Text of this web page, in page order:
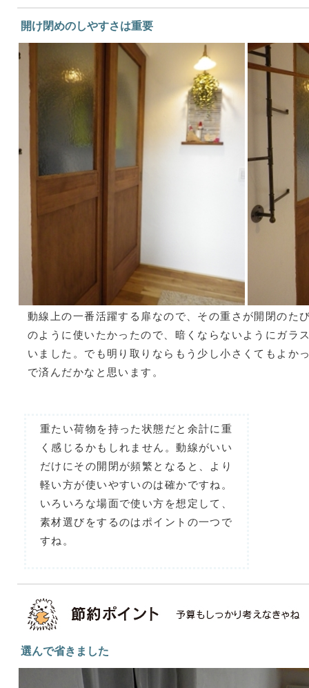
開け閉めのしやすさは重要
動線上の一番活躍する扉なので、その重さが開閉のた
のように使いたかったので、暗くならないようにガラ
いました。でも明り取りならもう少し小さくてもよか
で済んだかなと思います。
重たい荷物を持った状態だと余計に重
く感じるかもしれません。動線がいい
だけにその開閉が頻繁となると、より
軽い方が使いやすいのは確かですね。
いろいろな場面で使い方を想定して、
素材選びをするのはポイントの一つで
すね。
選んで省きました